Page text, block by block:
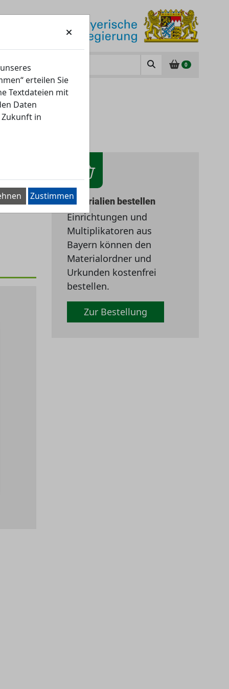
0
Materialien bestellen
Einrichtungen und
Multiplikatoren aus
Bayern können den
Materialordner und
Urkunden kostenfrei
bestellen.
Zur Bestellung
erteilen Sie
Textdateien mit
Daten
in
Zustimmen